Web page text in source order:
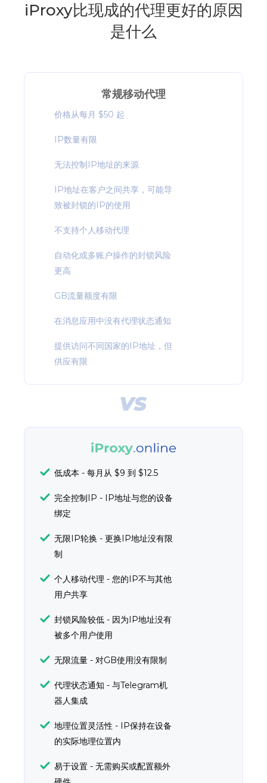
iProxy比现成的代理更好的原因
是什么
常规移动代理
价格从每月 $50 起
IP数量有限
无法控制IP地址的来源
IP地址在客户之间共享，可能导
致被封锁的IP的使用
不支持个人移动代理
自动化或多账户操作的封锁风险
更高
GB流量额度有限
在消息应用中没有代理状态通知
提供访问不同国家的IP地址，但
供应有限
低成本 - 每月从 $9 到 $12.5
完全控制IP - IP地址与您的设备
绑定
无限IP轮换 - 更换IP地址没有限
制
个人移动代理 - 您的IP不与其他
用户共享
封锁风险较低 - 因为IP地址没有
被多个用户使用
无限流量 - 对GB使用没有限制
代理状态通知 - 与Telegram机
器人集成
地理位置灵活性 - IP保持在设备
的实际地理位置内
易于设置 - 无需购买或配置额外